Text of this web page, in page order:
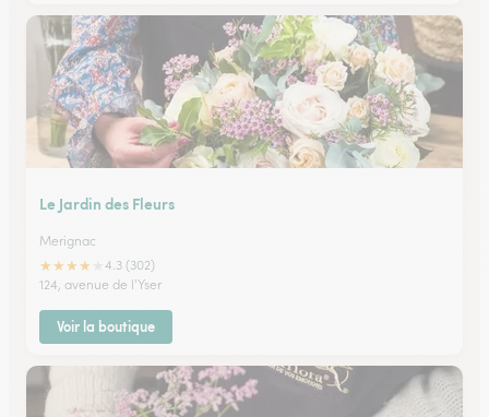
Le Jardin des Fleurs
Merignac
★★★★
4.3 (302)
124, avenue de l'Yser
Voir la boutique